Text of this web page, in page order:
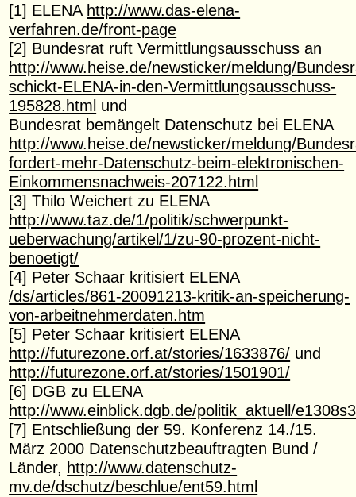
[1] ELENA http://www.das-elena-
verfahren.de/front-page
[2] Bundesrat ruft Vermittlungsausschuss an
http://www.heise.de/newsticker/meldung/
schickt-ELENA-in-den-Vermittlungsausschuss-
195828.html und
Bundesrat bemängelt Datenschutz bei ELENA
http://www.heise.de/newsticker/meldung/
fordert-mehr-Datenschutz-beim-elektronischen-
Einkommensnachweis-207122.html
[3] Thilo Weichert zu ELENA
http://www.taz.de/1/politik/schwerpunkt-
ueberwachung/artikel/1/zu-90-prozent-nicht-
benoetigt/
[4] Peter Schaar kritisiert ELENA
/ds/articles/861-20091213-kritik-an-speicherung-
von-arbeitnehmerdaten.htm
[5] Peter Schaar kritisiert ELENA
http://futurezone.orf.at/stories/1633876/ und
http://futurezone.orf.at/stories/1501901/
[6] DGB zu ELENA
http://www.einblick.dgb.de/politik_aktuell/
[7] Entschließung der 59. Konferenz 14./15.
März 2000 Datenschutzbeauftragten Bund /
Länder, http://www.datenschutz-
mv.de/dschutz/beschlue/ent59.html